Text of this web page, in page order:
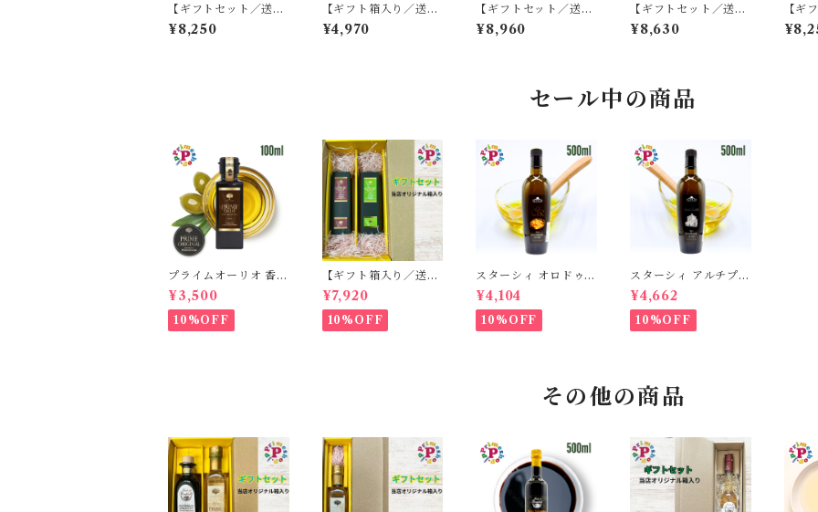
【ギフトセット／送料
無料】プライムオーリ
オWG エキストラバー
¥8,250
【ギフト箱入り／送料
無料】プライムバルサ
ミコ酢 IGP認定 高濃
¥4,970
【ギフトセット／送料
無料】プライムホワイ
トバルサミコ酢 250m
¥8,960
【ギフトセット／送料
無料】ラルスティケッ
ラ 白トリュフオイル 1
コクリーム 250ml モ
デナ産
¥8,630
【ギ
無料
オ
セール中の商品
プライムオーリオ 香川
県産 ミッション種10
0% エキストラバージ
ンオリーブオイル フー
ドアドベンチャー PRI
¥3,500
10%OFF
【ギフト箱入り／送料
無料】プライムオーリ
オ香川ミッション エキ
ストラバージンオリー
ブオイル と プライム
¥7,920
10%OFF
スターシィ オロドゥオ
リーヴァ エキストラバ
ージン オリーブオイル
500ml イタリア プー
リア産 STASI ORO
¥4,104
10%OFF
スターシィ アルチプレ
テ エキストラバージン
オリーブオイル 500m
l イタリア プーリア産
STASI Arciprete ス
¥4,662
10%OFF
その他の商品